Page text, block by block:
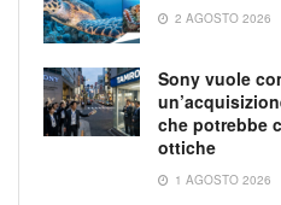
2 AGOSTO 2026
Sony vuole
che potrebbe
ottiche
1 AGOSTO 2026